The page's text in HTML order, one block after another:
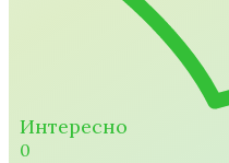
Интересно
0